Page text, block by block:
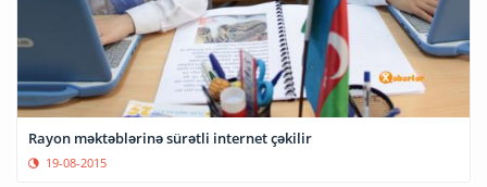
Rayon məktəblərinə sürətli internet çəkilir
19-08-2015